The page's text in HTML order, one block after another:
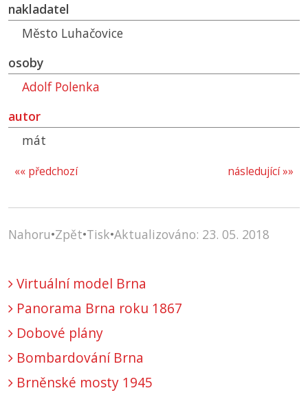
nakladatel
Město Luhačovice
osoby
Adolf Polenka
autor
mát
následující »»
«« předchozí
Nahoru•Zpět•Tisk•Aktualizováno: 23. 05. 2018
Virtuální model Brna
Panorama Brna roku 1867
Dobové plány
Bombardování Brna
Brněnské mosty 1945